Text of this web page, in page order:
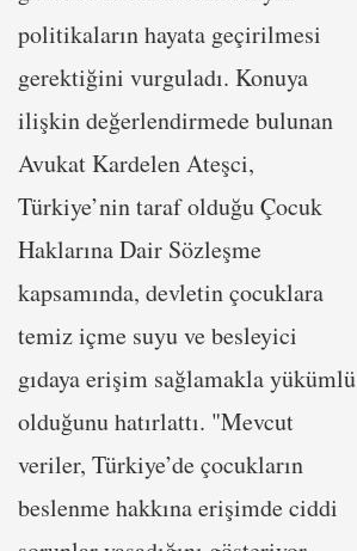
politikaların hayata geçirilmesi
gerektiğini vurguladı. Konuya
ilişkin değerlendirmede bulunan
Avukat Kardelen Ateşci,
Türkiye’nin taraf olduğu Çocuk
Haklarına Dair Sözleşme
kapsamında, devletin çocuklara
temiz içme suyu ve besleyici
gıdaya erişim sağlamakla yükümlü
olduğunu hatırlattı. "Mevcut
veriler, Türkiye’de çocukların
beslenme hakkına erişimde ciddi